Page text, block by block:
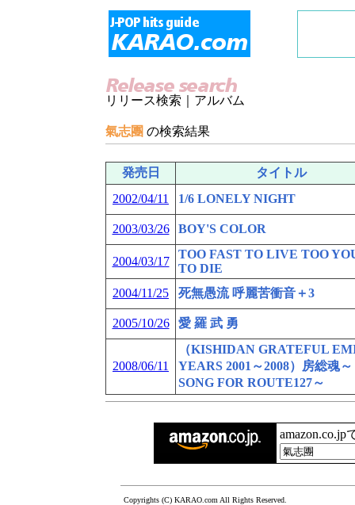
リリース検索｜アルバム
氣志團 の検索結果
発売日
タイトル
2002/04/11
1/6 LONELY NIGHT
2003/03/26 BOY'S COLOR
2004/03/17
TOO FAST TO LIVE TOO
TO DIE
2004/11/25
死無愚流 呼麗苦衝音＋3
2005/10/26 愛 羅 武 勇
2008/06/11
（KISHIDAN GRATEFUL
YEARS 2001～2008）房総魂～
SONG FOR ROUTE127～
amazon.co.jp
Copyrights (C) KARAO.com All Rights Reserved.